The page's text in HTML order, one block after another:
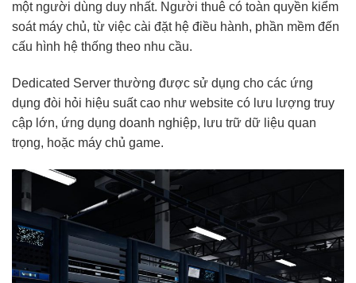
một người dùng duy nhất. Người thuê có toàn quyền kiểm
soát máy chủ, từ việc cài đặt hệ điều hành, phần mềm đến
cấu hình hệ thống theo nhu cầu.
Dedicated Server thường được sử dụng cho các ứng
dụng đòi hỏi hiệu suất cao như website có lưu lượng truy
cập lớn, ứng dụng doanh nghiệp, lưu trữ dữ liệu quan
trọng, hoặc máy chủ game.